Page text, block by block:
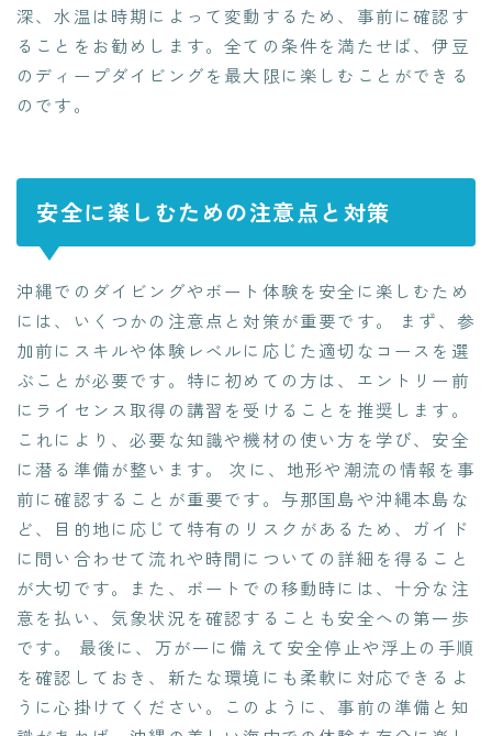
深、水温は時期によって変動するため、事前に確認す
ることをお勧めします。全ての条件を満たせば、伊豆
のディープダイビングを最大限に楽しむことができる
のです。
安全に楽しむための注意点と対策
沖縄でのダイビングやボート体験を安全に楽しむため
には、いくつかの注意点と対策が重要です。 まず、参
加前にスキルや体験レベルに応じた適切なコースを選
ぶことが必要です。特に初めての方は、エントリー前
にライセンス取得の講習を受けることを推奨します。
これにより、必要な知識や機材の使い方を学び、安全
に潜る準備が整います。 次に、地形や潮流の情報を事
前に確認することが重要です。与那国島や沖縄本島な
ど、目的地に応じて特有のリスクがあるため、ガイド
に問い合わせて流れや時間についての詳細を得ること
が大切です。また、ボートでの移動時には、十分な注
意を払い、気象状況を確認することも安全への第一歩
です。 最後に、万が一に備えて安全停止や浮上の手順
を確認しておき、新たな環境にも柔軟に対応できるよ
うに心掛けてください。このように、事前の準備と知